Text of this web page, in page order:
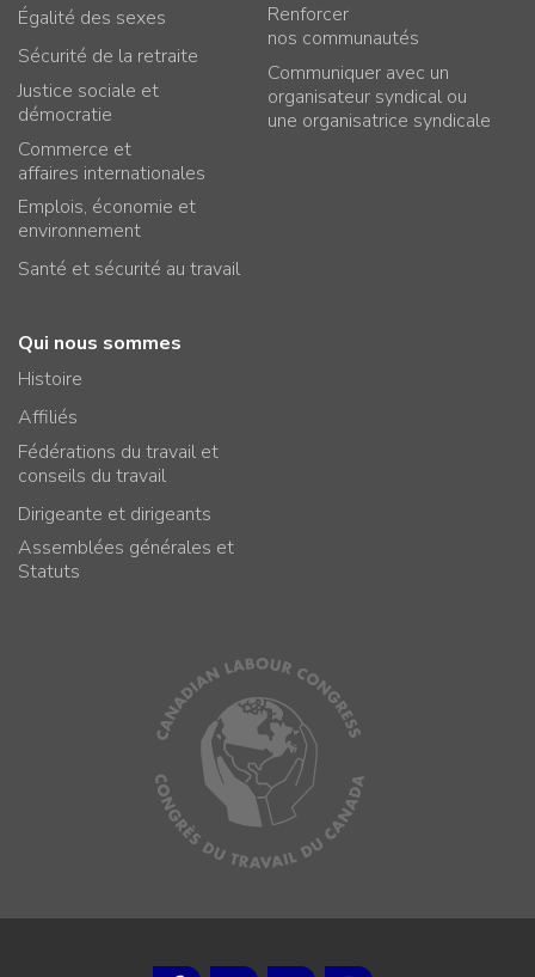
Égalité des sexes
Sécurité de la retraite
Justice sociale et
démocratie
Commerce et
affaires internationales
Emplois, économie et
environnement
Santé et sécurité au travail
Renforcer
nos communautés
Communiquer avec un
organisateur syndical ou
une organisatrice syndicale
Qui nous sommes
Histoire
Affiliés
Fédérations du travail et
conseils du travail
Dirigeante et dirigeants
Assemblées générales et
Statuts